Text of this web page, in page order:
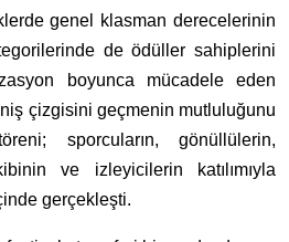
genel klasman derecelerinin
de ödüller sahiplerini
boyunca mücadele eden
çizgisini geçmenin mutluluğunu
sporcuların, gönüllülerin,
ve izleyicilerin katılımıyla
gerçekleşti.